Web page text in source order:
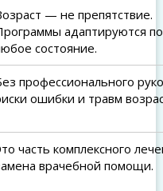
— не препятствие.
адаптируются
состояние.
профессионального
ошибки и травм
часть комплексного
врачебной помощи.